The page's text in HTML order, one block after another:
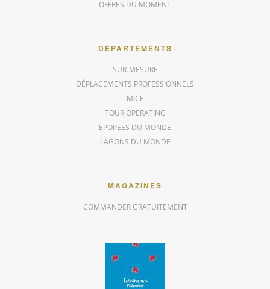
OFFRES DU MOMENT
DÉPARTEMENTS
SUR-MESURE
DÉPLACEMENTS PROFESSIONNELS
MICE
TOUR OPERATING
ÉPOPÉES DU MONDE
LAGONS DU MONDE
MAGAZINES
COMMANDER GRATUITEMENT